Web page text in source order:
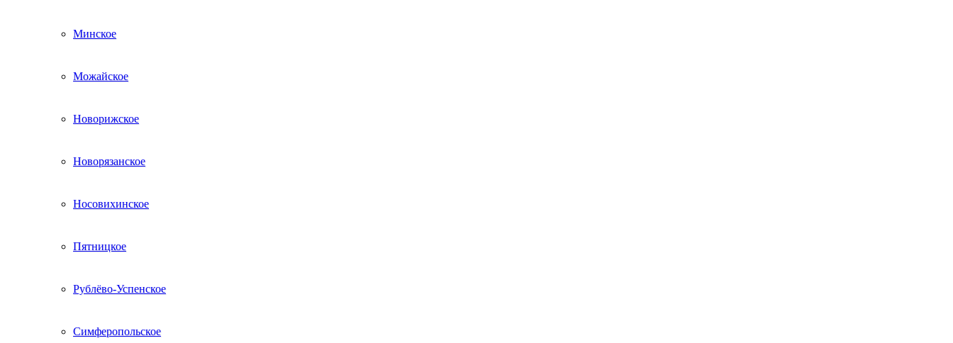
Минское
Можайское
Новорижское
Новорязанское
Носовихинское
Пятницкое
Рублёво-Успенское
Симферопольское